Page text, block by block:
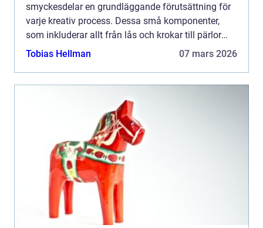
smyckesdelar en grundläggande förutsättning för
varje kreativ process. Dessa små komponenter,
som inkluderar allt från lås och krokar till pärlor
och ...
Tobias Hellman 07 mars 2026